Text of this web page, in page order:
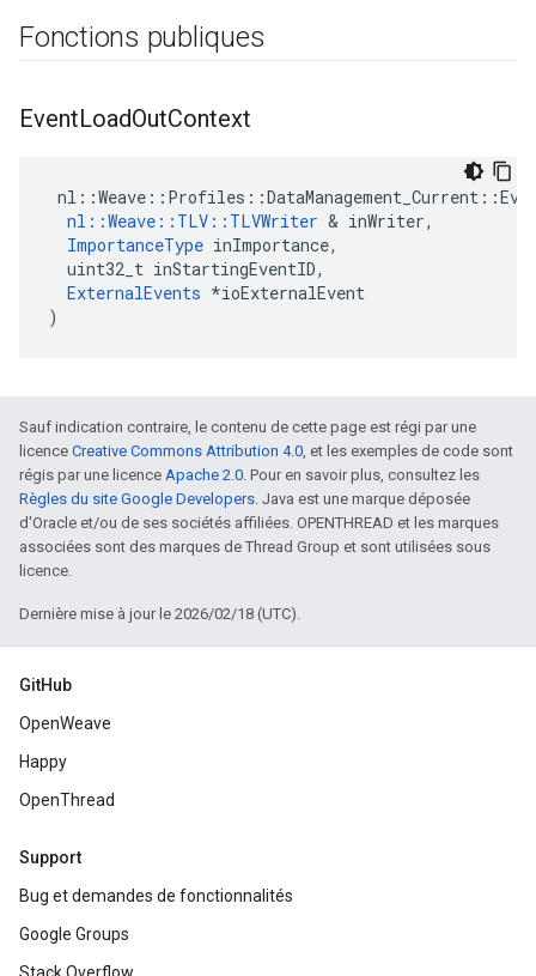
Fonctions publiques
EventLoadOutContext
nl::Weave::TLV::TLVWriter & inWriter,
ImportanceType inImportance,
  uint32_t inStartingEventID,
ExternalEvents *ioExternalEvent
)
Sauf indication contraire, le contenu de cette page est régi par une
licence Creative Commons Attribution 4.0, et les exemples de code sont
régis par une licence Apache 2.0. Pour en savoir plus, consultez les
Règles du site Google Developers. Java est une marque déposée
d'Oracle et/ou de ses sociétés affiliées. OPENTHREAD et les marques
associées sont des marques de Thread Group et sont utilisées sous
licence.
Dernière mise à jour le 2026/02/18 (UTC).
GitHub
OpenWeave
Happy
OpenThread
Support
Bug et demandes de fonctionnalités
Google Groups